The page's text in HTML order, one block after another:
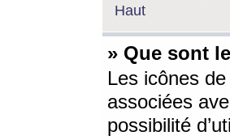
Haut
» Que sont
Les icônes
associées
possibilité